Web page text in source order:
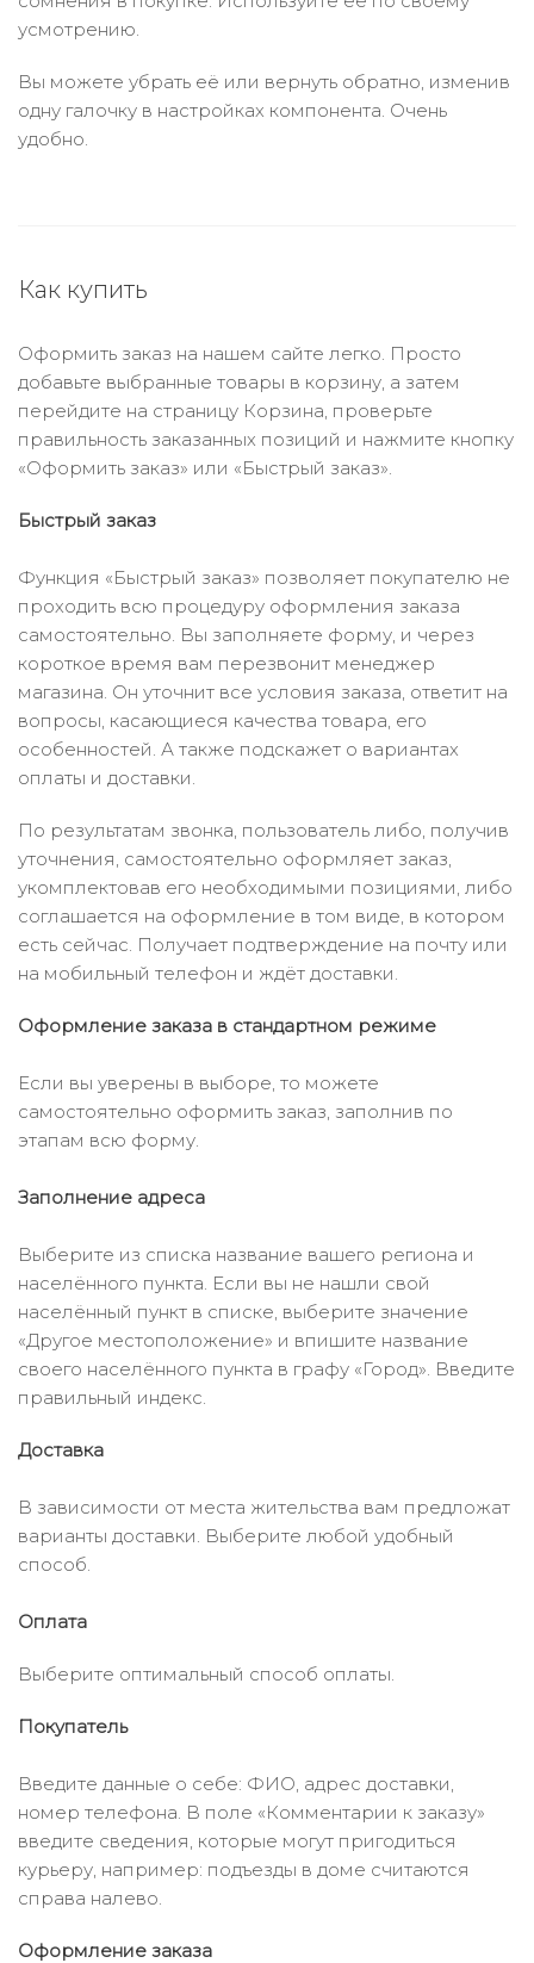
усмотрению.
Вы можете убрать её или вернуть обратно, изменив
одну галочку в настройках компонента. Очень
удобно.
Как купить
Оформить заказ на нашем сайте легко. Просто
добавьте выбранные товары в корзину, а затем
перейдите на страницу Корзина, проверьте
правильность заказанных позиций и нажмите кнопку
«Оформить заказ» или «Быстрый заказ».
Быстрый заказ
Функция «Быстрый заказ» позволяет покупателю не
проходить всю процедуру оформления заказа
самостоятельно. Вы заполняете форму, и через
короткое время вам перезвонит менеджер
магазина. Он уточнит все условия заказа, ответит на
вопросы, касающиеся качества товара, его
особенностей. А также подскажет о вариантах
оплаты и доставки.
По результатам звонка, пользователь либо, получив
уточнения, самостоятельно оформляет заказ,
укомплектовав его необходимыми позициями, либо
соглашается на оформление в том виде, в котором
есть сейчас. Получает подтверждение на почту или
на мобильный телефон и ждёт доставки.
Оформление заказа в стандартном режиме
Если вы уверены в выборе, то можете
самостоятельно оформить заказ, заполнив по
этапам всю форму.
Заполнение адреса
Выберите из списка название вашего региона и
населённого пункта. Если вы не нашли свой
населённый пункт в списке, выберите значение
«Другое местоположение» и впишите название
своего населённого пункта в графу «Город». Введите
правильный индекс.
Доставка
В зависимости от места жительства вам предложат
варианты доставки. Выберите любой удобный
способ.
Оплата
Выберите оптимальный способ оплаты.
Покупатель
Введите данные о себе: ФИО, адрес доставки,
номер телефона. В поле «Комментарии к заказу»
введите сведения, которые могут пригодиться
курьеру, например: подъезды в доме считаются
справа налево.
Оформление заказа